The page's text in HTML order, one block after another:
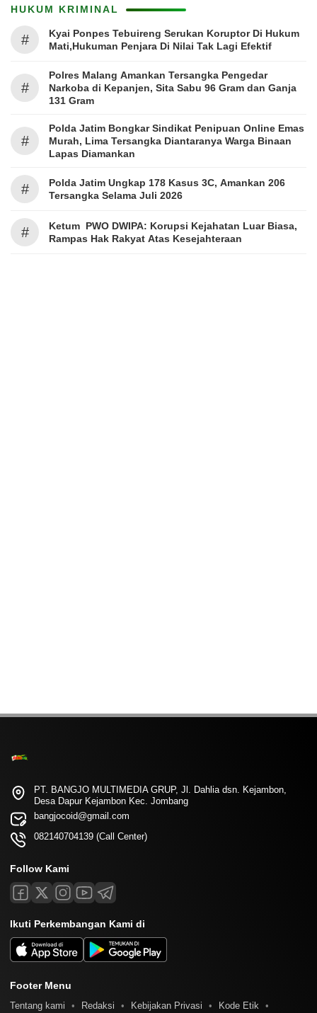
HUKUM KRIMINAL
#
Kyai Ponpes Tebuireng Serukan Koruptor Di Hukum
Mati,Hukuman Penjara Di Nilai Tak Lagi Efektif
#
Polres Malang Amankan Tersangka Pengedar
Narkoba di Kepanjen, Sita Sabu 96 Gram dan Ganja
131 Gram
#
Polda Jatim Bongkar Sindikat Penipuan Online Emas
Murah, Lima Tersangka Diantaranya Warga Binaan
Lapas Diamankan
#
Polda Jatim Ungkap 178 Kasus 3C, Amankan 206
Tersangka Selama Juli 2026
#
Ketum PWO DWIPA: Korupsi Kejahatan Luar Biasa,
Rampas Hak Rakyat Atas Kesejahteraan
PT. BANGJO MULTIMEDIA GRUP, Jl. Dahlia dsn. Kejambon,
Desa Dapur Kejambon Kec. Jombang
bangjocoid@gmail.com
082140704139 (Call Center)
Follow Kami
Ikuti Perkembangan Kami di
Footer Menu
Tentang kami Redaksi Kebijakan Privasi
Kode Etik